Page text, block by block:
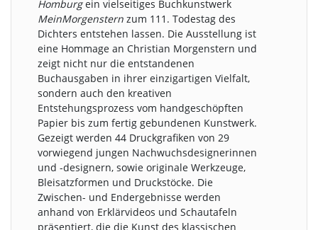
Homburgein vielseitiges Buchkunstwerk
MeinMorgenstern zum 111. Todestag des
Dichters entstehen lassen. Die Ausstellung ist
eine Hommage an Christian Morgenstern und
zeigt nicht nur die entstandenen
Buchausgaben in ihrer einzigartigen Vielfalt,
sondern auch den kreativen
Entstehungsprozess vom handgeschöpften
Papier bis zum fertig gebundenen Kunstwerk.
Gezeigt werden 44 Druckgrafiken von 29
vorwiegend jungen Nachwuchsdesignerinnen
und -designern, sowie originale Werkzeuge,
Bleisatzformen und Druckstöcke. Die
Zwischen- und Endergebnisse werden
anhand von Erklärvideos und Schautafeln
präsentiert, die die Kunst des klassischen